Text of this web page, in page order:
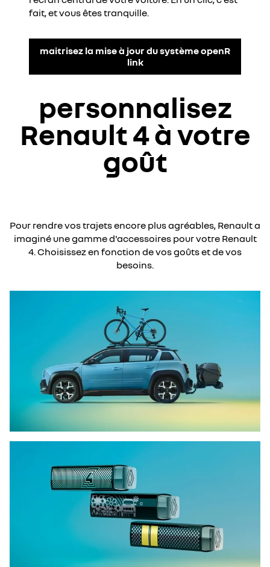
fait, et vous êtes tranquille.
maitrisez la mise à jour du système openR
link
personnalisez
Renault 4 à votre
goût
Pour rendre vos trajets encore plus agréables, Renault a
imaginé une gamme d'accessoires pour votre Renault
4. Choisissez en fonction de vos goûts et de vos
besoins.